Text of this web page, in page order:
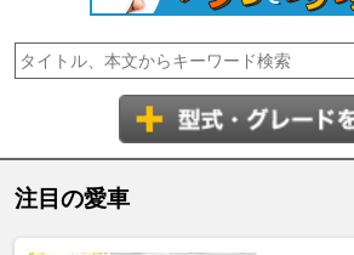
注目の愛車